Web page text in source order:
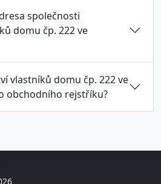
společnosti
domu čp. 222 ve
vlastníků domu čp. 222 ve
obchodního rejstříku?